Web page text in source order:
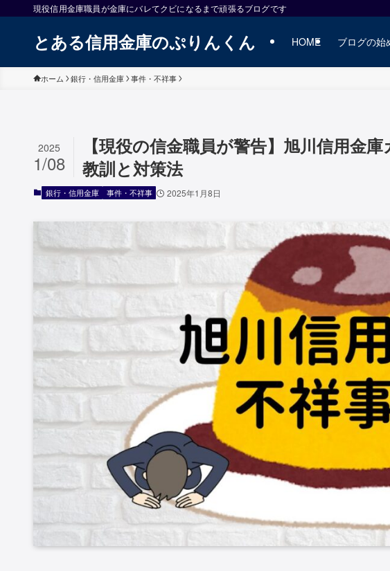
現役信用金庫職員が金庫にバレてクビになるまで頑張るブログです
とある信用金庫のぷりんくん HOME ブログの始
ホーム 銀行・信用金庫 事件・不祥事
【現役の信金職員が警告】旭川信用金
教訓と対策法
2025
1/08
銀行・信用金庫 事件・不祥事 2025年1月8日